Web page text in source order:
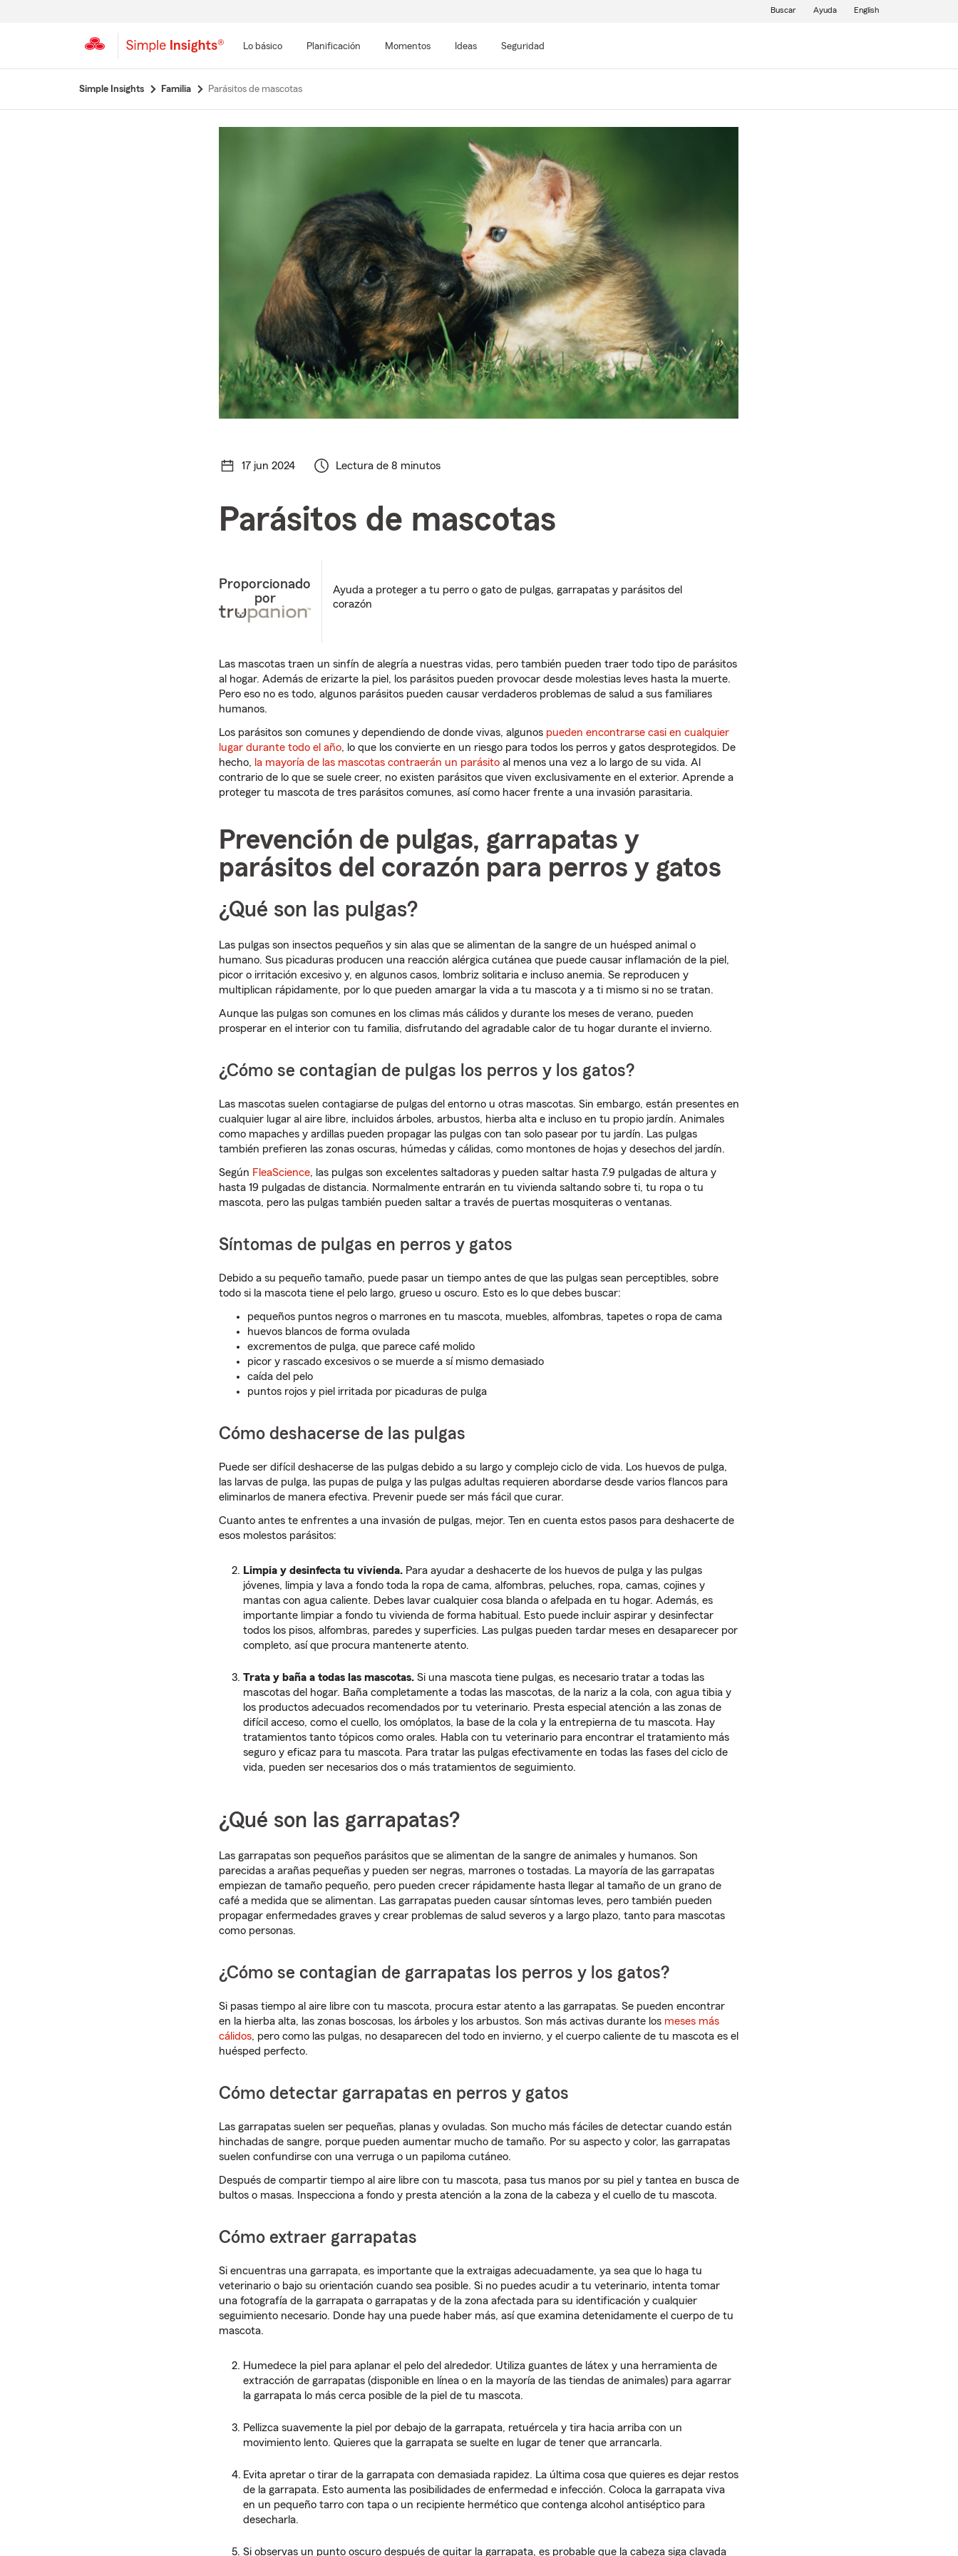
Lo básico Planificación Momentos Ideas Seguridad
Buscar Ayuda English
Simple Insights Familia Parásitos de mascotas
17 jun 2024 Lectura de 8 minutos
Parásitos de mascotas
Proporcionado
por
Ayuda a proteger a tu perro o gato de pulgas, garrapatas y parásitos del
corazón
Las mascotas traen un sinfín de alegría a nuestras vidas, pero también pueden traer todo tipo de parásitos
al hogar. Además de erizarte la piel, los parásitos pueden provocar desde molestias leves hasta la muerte.
Pero eso no es todo, algunos parásitos pueden causar verdaderos problemas de salud a sus familiares
humanos.
Los parásitos son comunes y dependiendo de donde vivas, algunos pueden encontrarse casi en cualquier
lugar durante todo el año, lo que los convierte en un riesgo para todos los perros y gatos desprotegidos. De
hecho, la mayoría de las mascotas contraerán un parásito al menos una vez a lo largo de su vida. Al
contrario de lo que se suele creer, no existen parásitos que viven exclusivamente en el exterior. Aprende a
proteger tu mascota de tres parásitos comunes, así como hacer frente a una invasión parasitaria.
Prevención de pulgas, garrapatas y
parásitos del corazón para perros y gatos
¿Qué son las pulgas?
Las pulgas son insectos pequeños y sin alas que se alimentan de la sangre de un huésped animal o
humano. Sus picaduras producen una reacción alérgica cutánea que puede causar inflamación de la piel,
picor o irritación excesivo y, en algunos casos, lombriz solitaria e incluso anemia. Se reproducen y
multiplican rápidamente, por lo que pueden amargar la vida a tu mascota y a ti mismo si no se tratan.
Aunque las pulgas son comunes en los climas más cálidos y durante los meses de verano, pueden
prosperar en el interior con tu familia, disfrutando del agradable calor de tu hogar durante el invierno.
¿Cómo se contagian de pulgas los perros y los gatos?
Las mascotas suelen contagiarse de pulgas del entorno u otras mascotas. Sin embargo, están presentes en
cualquier lugar al aire libre, incluidos árboles, arbustos, hierba alta e incluso en tu propio jardín. Animales
como mapaches y ardillas pueden propagar las pulgas con tan solo pasear por tu jardín. Las pulgas
también prefieren las zonas oscuras, húmedas y cálidas, como montones de hojas y desechos del jardín.
Según FleaScience, las pulgas son excelentes saltadoras y pueden saltar hasta 7.9 pulgadas de altura y
hasta 19 pulgadas de distancia. Normalmente entrarán en tu vivienda saltando sobre ti, tu ropa o tu
mascota, pero las pulgas también pueden saltar a través de puertas mosquiteras o ventanas.
Síntomas de pulgas en perros y gatos
Debido a su pequeño tamaño, puede pasar un tiempo antes de que las pulgas sean perceptibles, sobre
todo si la mascota tiene el pelo largo, grueso u oscuro. Esto es lo que debes buscar:
pequeños puntos negros o marrones en tu mascota, muebles, alfombras, tapetes o ropa de cama
huevos blancos de forma ovulada
excrementos de pulga, que parece café molido
picor y rascado excesivos o se muerde a sí mismo demasiado
caída del pelo
puntos rojos y piel irritada por picaduras de pulga
Cómo deshacerse de las pulgas
Puede ser difícil deshacerse de las pulgas debido a su largo y complejo ciclo de vida. Los huevos de pulga,
las larvas de pulga, las pupas de pulga y las pulgas adultas requieren abordarse desde varios flancos para
eliminarlos de manera efectiva. Prevenir puede ser más fácil que curar.
Cuanto antes te enfrentes a una invasión de pulgas, mejor. Ten en cuenta estos pasos para deshacerte de
esos molestos parásitos:
Limpia y desinfecta tu vivienda. Para ayudar a deshacerte de los huevos de pulga y las pulgas
jóvenes, limpia y lava a fondo toda la ropa de cama, alfombras, peluches, ropa, camas, cojines y
mantas con agua caliente. Debes lavar cualquier cosa blanda o afelpada en tu hogar. Además, es
importante limpiar a fondo tu vivienda de forma habitual. Esto puede incluir aspirar y desinfectar
todos los pisos, alfombras, paredes y superficies. Las pulgas pueden tardar meses en desaparecer por
completo, así que procura mantenerte atento.
Trata y baña a todas las mascotas. Si una mascota tiene pulgas, es necesario tratar a todas las
mascotas del hogar. Baña completamente a todas las mascotas, de la nariz a la cola, con agua tibia y
los productos adecuados recomendados por tu veterinario. Presta especial atención a las zonas de
difícil acceso, como el cuello, los omóplatos, la base de la cola y la entrepierna de tu mascota. Hay
tratamientos tanto tópicos como orales. Habla con tu veterinario para encontrar el tratamiento más
seguro y eficaz para tu mascota. Para tratar las pulgas efectivamente en todas las fases del ciclo de
vida, pueden ser necesarios dos o más tratamientos de seguimiento.
¿Qué son las garrapatas?
Las garrapatas son pequeños parásitos que se alimentan de la sangre de animales y humanos. Son
parecidas a arañas pequeñas y pueden ser negras, marrones o tostadas. La mayoría de las garrapatas
empiezan de tamaño pequeño, pero pueden crecer rápidamente hasta llegar al tamaño de un grano de
café a medida que se alimentan. Las garrapatas pueden causar síntomas leves, pero también pueden
propagar enfermedades graves y crear problemas de salud severos y a largo plazo, tanto para mascotas
como personas.
¿Cómo se contagian de garrapatas los perros y los gatos?
Si pasas tiempo al aire libre con tu mascota, procura estar atento a las garrapatas. Se pueden encontrar
en la hierba alta, las zonas boscosas, los árboles y los arbustos. Son más activas durante los meses más
cálidos, pero como las pulgas, no desaparecen del todo en invierno, y el cuerpo caliente de tu mascota es el
huésped perfecto.
Cómo detectar garrapatas en perros y gatos
Las garrapatas suelen ser pequeñas, planas y ovuladas. Son mucho más fáciles de detectar cuando están
hinchadas de sangre, porque pueden aumentar mucho de tamaño. Por su aspecto y color, las garrapatas
suelen confundirse con una verruga o un papiloma cutáneo.
Después de compartir tiempo al aire libre con tu mascota, pasa tus manos por su piel y tantea en busca de
bultos o masas. Inspecciona a fondo y presta atención a la zona de la cabeza y el cuello de tu mascota.
Cómo extraer garrapatas
Si encuentras una garrapata, es importante que la extraigas adecuadamente, ya sea que lo haga tu
veterinario o bajo su orientación cuando sea posible. Si no puedes acudir a tu veterinario, intenta tomar
una fotografía de la garrapata o garrapatas y de la zona afectada para su identificación y cualquier
seguimiento necesario. Donde hay una puede haber más, así que examina detenidamente el cuerpo de tu
mascota.
Humedece la piel para aplanar el pelo del alrededor. Utiliza guantes de látex y una herramienta de
extracción de garrapatas (disponible en línea o en la mayoría de las tiendas de animales) para agarrar
la garrapata lo más cerca posible de la piel de tu mascota.
Pellizca suavemente la piel por debajo de la garrapata, retuércela y tira hacia arriba con un
movimiento lento. Quieres que la garrapata se suelte en lugar de tener que arrancarla.
Evita apretar o tirar de la garrapata con demasiada rapidez. La última cosa que quieres es dejar restos
de la garrapata. Esto aumenta las posibilidades de enfermedad e infección. Coloca la garrapata viva
en un pequeño tarro con tapa o un recipiente hermético que contenga alcohol antiséptico para
desecharla.
Si observas un punto oscuro después de quitar la garrapata, es probable que la cabeza siga clavada